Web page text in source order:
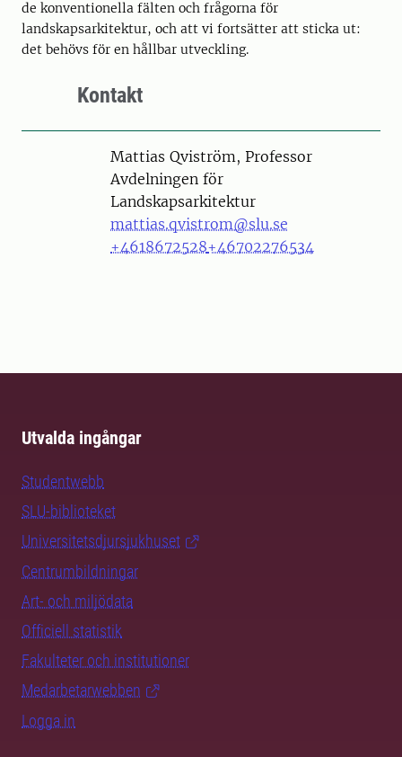
de konventionella fälten och frågorna för
landskapsarkitektur, och att vi fortsätter att sticka ut:
det behövs för en hållbar utveckling.
Kontakt
PersonMattias Qviström, Professor
Avdelningen för
Landskapsarkitektur
mattias.qvistrom@slu.se
+4618672528+46702276534
Utvalda ingångar
Studentwebb
SLU-biblioteket
Universitetsdjursjukhuset
Centrumbildningar
Art- och miljödata
Officiell statistik
Fakulteter och institutioner
Medarbetarwebben
Logga in